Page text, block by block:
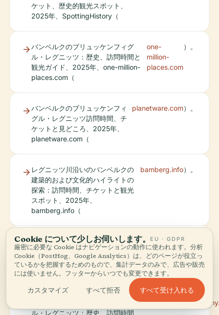
ケット、歴史的観光スポット、
2025年、SpottingHistory（
バンベルクのブリュッケンフィグ
ル・レグニッツ：歴史、訪問時間と
観光ガイド、2025年、one-million-
places.com（
one-
million-
places.com
）。
バンベルクのブリュッケンフィ
グル・レグニッツ訪問時間、チ
ケットと見どころ、2025年、
planetware.com（
planetware.com）。
レグニッツ川沿いのバンベルクの
建築的および文化的ハイライトの
探索：訪問時間、チケットと観光
スポット、2025年、
bamberg.info（
bamberg.info）。
レグニッツ川とバンベルクの橋：バンベ
ルクの訪問時間、チケット、歴史的観光
スポット、2025年、Discover
Bavaria（
Discover
Bavaria
）。
ル・レグニッツ：歴史、訪問時間
Cookie について少しお伺いします。 EU · GDPR
厳密に必要な Cookie はナビゲーションの動作に使われます。分析
Cookie（PostHog、Google Analytics）は、どのページが役立っ
ているかを把握するためのもので、集計データのみで、広告や販売
には使いません。フッターからいつでも変更できます。
カスタマイズ すべて拒否 すべて受け入れる